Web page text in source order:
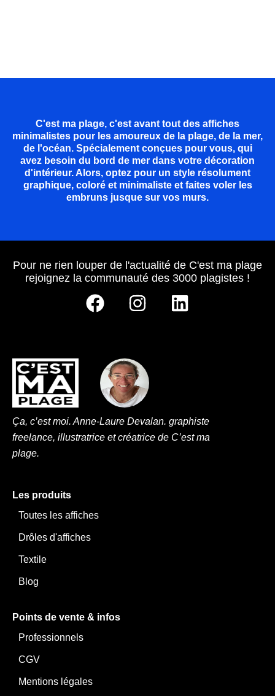
C'est ma plage, c'est avant tout des affiches
minimalistes pour les amoureux de la plage, de la mer,
de l'océan. Spécialement conçues pour vous, qui
avez besoin du bord de mer dans votre décoration
d'intérieur. Alors, optez pour un style résolument
graphique, coloré et minimaliste et faites voler les
embruns jusque sur vos murs.
Pour ne rien louper de l'actualité de C'est ma plage
rejoignez la communauté des 3000 plagistes !
F
a
b
o
o
k
I
n
a
g
r
a
m
L
i
n
Ça, c’est moi. Anne-Laure Devalan. graphiste
freelance, illustratrice et créatrice de C’est ma
plage.
Les produits
Toutes les affiches
Drôles d'affiches
Textile
Blog
Points de vente & infos
Professionnels
CGV
Mentions légales